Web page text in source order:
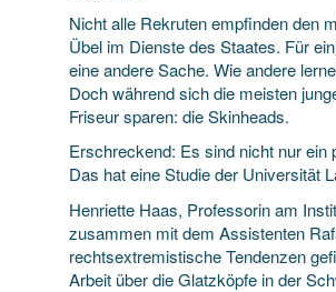
Nicht alle Rekruten empfinden den
Übel im Dienste des Staates. Für
eine andere Sache. Wie andere
Doch während sich die meisten
Friseur sparen: die Skinheads.
Erschreckend: Es sind nicht nur ein
Das hat eine Studie der Universität
Henriette Haas, Professorin am
zusammen mit dem Assistenten
rechtsextremistische Tendenzen
Arbeit über die Glatzköpfe in der